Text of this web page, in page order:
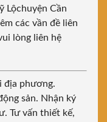
Lộchuyện Cần
các vần đề liên
lòng liên hệ
địa phương.
sản. Nhận ký
Tư vấn thiết kế,